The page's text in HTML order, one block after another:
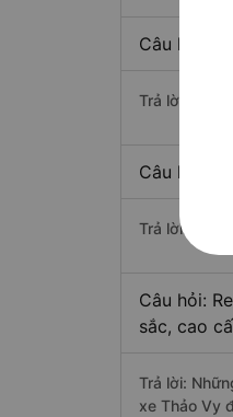
Câu hỏi:
Trả lời:
Câu hỏi:
Trả lời:
Câu hỏi:
sắc, cao
Trả lời:
xe Thảo Vy